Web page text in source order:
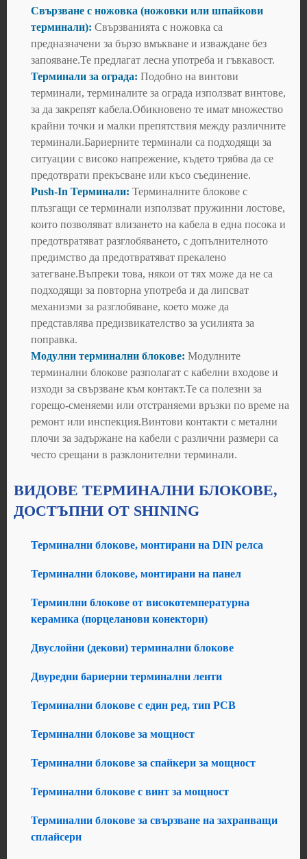
Свързване с ножовка (ножовки или шпайкови
терминали): Свързванията с ножовка са
предназначени за бързо вмъкване и изваждане без
запояване.Те предлагат лесна употреба и гъвкавост.
Терминали за ограда: Подобно на винтови
терминали, терминалите за ограда използват винтове,
за да закрепят кабела.Обикновено те имат множество
крайни точки и малки препятствия между различните
терминали.Бариерните терминали са подходящи за
ситуации с високо напрежение, където трябва да се
предотврати прекъсване или късо съединение.
Push-In Терминали: Терминалните блокове с
плъзгащи се терминали използват пружинни лостове,
които позволяват влизането на кабела в една посока и
предотвратяват разглобяването, с допълнителното
предимство да предотвратяват прекалено
затегване.Въпреки това, някои от тях може да не са
подходящи за повторна употреба и да липсват
механизми за разглобяване, което може да
представлява предизвикателство за усилията за
поправка.
Модулни терминални блокове: Модулните
терминални блокове разполагат с кабелни входове и
изходи за свързване към контакт.Те са полезни за
горещо-сменяеми или отстраняеми връзки по време на
ремонт или инспекция.Винтови контакти с метални
плочи за задържане на кабели с различни размери са
често срещани в разклонителни терминали.
ВИДОВЕ ТЕРМИНАЛНИ БЛОКОВЕ,
ДОСТЪПНИ ОТ SHINING
Терминални блокове, монтирани на DIN релса
Терминални блокове, монтирани на панел
Терминлни блокове от високотемпературна
керамика (порцеланови конектори)
Двуслойни (декови) терминални блокове
Двуредни бариерни терминални ленти
Терминални блокове с един ред, тип PCB
Терминални блокове за мощност
Терминални блокове за спайкери за мощност
Терминални блокове с винт за мощност
Терминални блокове за свързване на захранващи
сплайсери